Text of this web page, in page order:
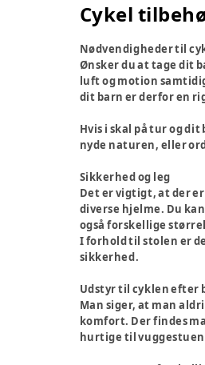
Cykel
Nødvendigheder til
Ønsker du at tage dit
luft og motion
dit barn er derfor en
Hvis i skal på tur og
nyde naturen, eller
Sikkerhed og leg
Det er vigtigt, at der
diverse hjelme. Du
også forskellige
I forhold til stolen er
sikkerhed.
Udstyr til cyklen efter
Man siger, at man
komfort. Der findes
hurtige til vuggestuen